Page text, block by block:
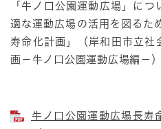
「牛ノ口公園運動広場」に
適な運動広場の活用を図るた
寿命化計画」（岸和田市立
画－牛ノ口公園運動広場編－
牛ノ口公園運動広場長寿